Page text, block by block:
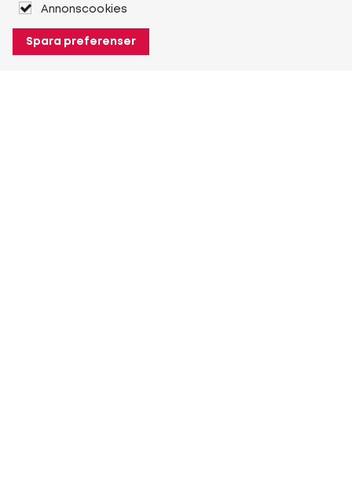
Annonscookies
Spara preferenser